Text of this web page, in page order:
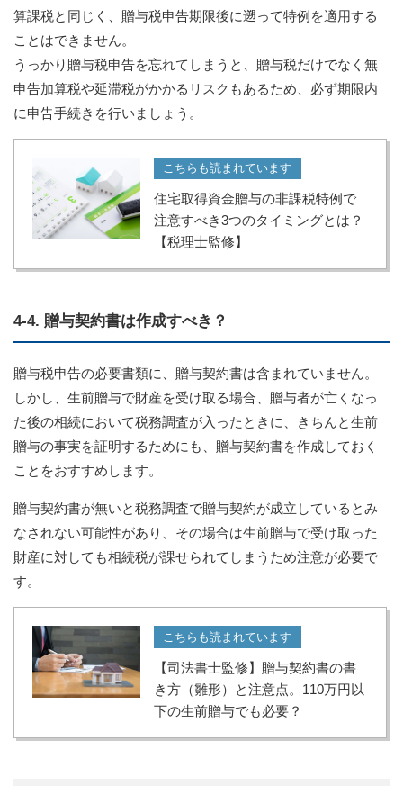
算課税と同じく、贈与税申告期限後に遡って特例を適用する
ことはできません。
うっかり贈与税申告を忘れてしまうと、贈与税だけでなく無
申告加算税や延滞税がかかるリスクもあるため、必ず期限内
に申告手続きを行いましょう。
こちらも読まれています
住宅取得資金贈与の非課税特例で
注意すべき3つのタイミングとは？
【税理士監修】
4-4. 贈与契約書は作成すべき？
贈与税申告の必要書類に、贈与契約書は含まれていません。
しかし、生前贈与で財産を受け取る場合、贈与者が亡くなっ
た後の相続において税務調査が入ったときに、きちんと生前
贈与の事実を証明するためにも、贈与契約書を作成しておく
ことをおすすめします。
贈与契約書が無いと税務調査で贈与契約が成立しているとみ
なされない可能性があり、その場合は生前贈与で受け取った
財産に対しても相続税が課せられてしまうため注意が必要で
す。
こちらも読まれています
【司法書士監修】贈与契約書の書
き方（雛形）と注意点。110万円以
下の生前贈与でも必要？